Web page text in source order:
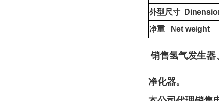
外型尺寸
净重 Net weight
销售氢气发生器
净化器。